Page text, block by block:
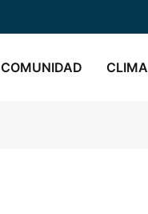
COMUNIDAD CLIMA